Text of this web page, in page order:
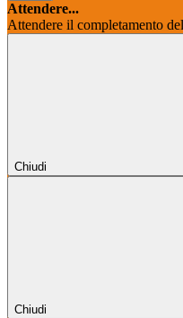
Attendere...
Attendere il completamento
Chiudi
Chiudi